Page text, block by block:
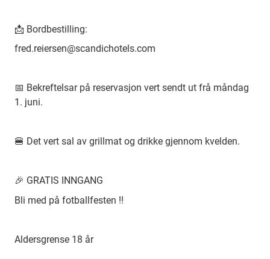
📩 Bordbestilling:
fred.reiersen@scandichotels.com
📅 Bekreftelsar på reservasjon vert sendt ut frå måndag
1. juni.
🍔 Det vert sal av grillmat og drikke gjennom kvelden.
🎉 GRATIS INNGANG
Bli med på fotballfesten !!
Aldersgrense 18 år